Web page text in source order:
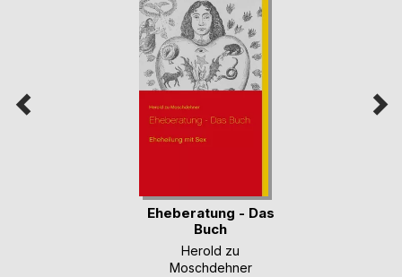
Eheberatung - Das
Buch
Herold zu
Moschdehner